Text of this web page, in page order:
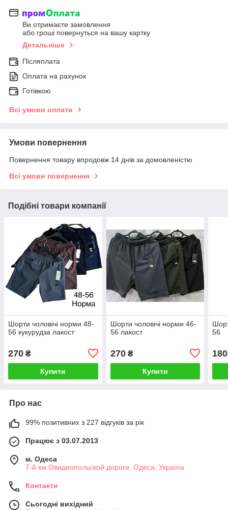
Ви отримаєте замовлення
або гроші повернуться на вашу картку
Детальніше
Післяплата
Оплата на рахунок
Готівкою
Всі умови оплати
Умови повернення
Повернення товару впродовж 14 днів за домовленістю
Всі умови повернення
Подібні товари компанії
Шорти чоловічі норми 48-
56 кукурудза лакост
270 ₴
Купити
Шорти чоловічі норми 46-
56 лакост
270₴
Купити
56
180
Про нас
99% позитивних з 227 відгуків за рік
Працює з 03.07.2013
м. Одеса
7-й км Овидиопольской дороги, Одеса, Україна
Контакти
Сьогодні вихідний